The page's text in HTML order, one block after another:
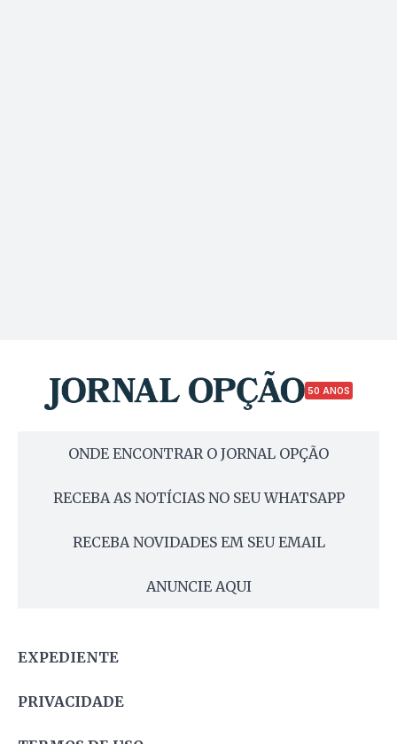
50 ANOS
ONDE ENCONTRAR O JORNAL OPÇÃO
RECEBA AS NOTÍCIAS NO SEU WHATSAPP
RECEBA NOVIDADES EM SEU EMAIL
ANUNCIE AQUI
EXPEDIENTE
PRIVACIDADE